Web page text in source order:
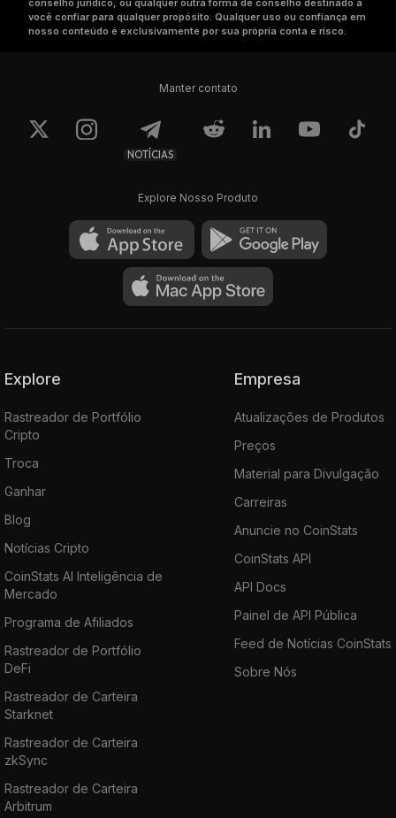
conselho jurídico, ou qualquer outra forma de conselho destinado a
você confiar para qualquer propósito. Qualquer uso ou confiança em
nosso conteúdo é exclusivamente por sua própria conta e risco.
Manter contato
NOTÍCIAS
Explore Nosso Produto
Explore
Rastreador de Portfólio
Cripto
Troca
Ganhar
Blog
Notícias Cripto
CoinStats AI Inteligência de
Mercado
Programa de Afiliados
Rastreador de Portfólio
DeFi
Rastreador de Carteira
Starknet
Rastreador de Carteira
zkSync
Rastreador de Carteira
Arbitrum
Empresa
Atualizações de Produtos
Preços
Material para Divulgação
Carreiras
Anuncie no CoinStats
CoinStats API
API Docs
Painel de API Pública
Feed de Notícias CoinStats
Sobre Nós